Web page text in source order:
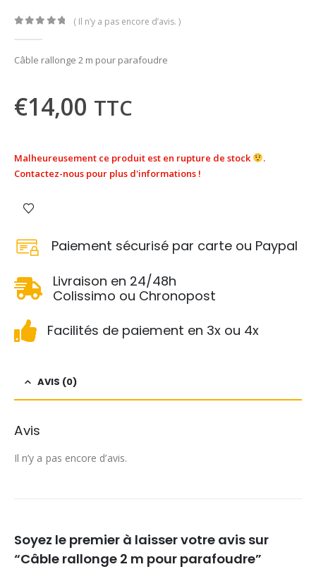
( Il n’y a pas encore d’avis. )
Câble rallonge 2 m pour parafoudre
€14,00 TTC
Malheureusement ce produit est en rupture de stock
.
Contactez-nous pour plus d'informations !
Paiement sécurisé par carte ou Paypal
Livraison en 24/48h
Colissimo ou Chronopost
Facilités de paiement en 3x ou 4x
AVIS (0)
Avis
Il n’y a pas encore d’avis.
Soyez le premier à laisser votre avis sur
“Câble rallonge 2 m pour parafoudre”